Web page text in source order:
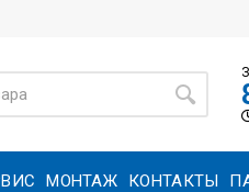
МОНТАЖ КОНТАКТЫ